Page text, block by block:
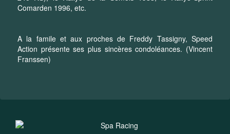
Comarden 1996, etc.
A la famile et aux proches de Freddy Tassigny, Speed
Action présente ses plus sincères condoléances. (Vincent
Franssen)